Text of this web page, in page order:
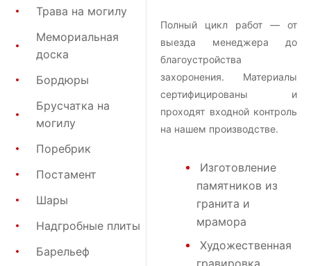
Трава на могилу
Мемориальная
доска
Бордюры
Брусчатка на
могилу
Поребрик
Постамент
Шары
Надгробные плиты
Барельеф
Полный цикл работ — от
выезда менеджера до
благоустройства
захоронения. Материалы
сертифицированы и
проходят входной контроль
на нашем производстве.
Изготовление
памятников из
гранита и
мрамора
Художественная